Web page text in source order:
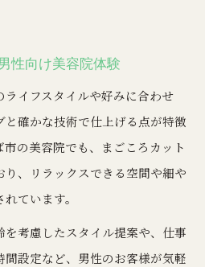
性向け美容院体験
イフスタイルや好みに合わせ
確かな技術で仕上げる点が特徴
の美容院でも、まごころカット
り、リラックスできる空間や細や
ています。
考慮したスタイル提案や、仕事
設定など、男性のお客様が気軽